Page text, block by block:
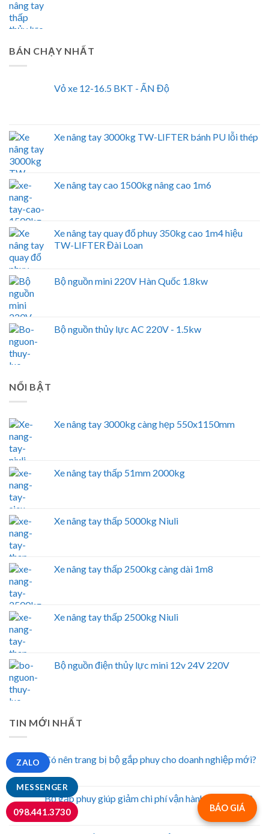
BÁN CHẠY NHẤT
Vỏ xe 12-16.5 BKT - ẤN Độ
Xe nâng tay 3000kg TW-LIFTER bánh PU lỗi thép
Xe nâng tay cao 1500kg nâng cao 1m6
Xe nâng tay quay đổ phuy 350kg cao 1m4 hiệu
TW-LIFTER Đài Loan
Bộ nguồn mini 220V Hàn Quốc 1.8kw
Bộ nguồn thủy lực AC 220V - 1.5kw
NỔI BẬT
Xe nâng tay 3000kg càng hẹp 550x1150mm
Xe nâng tay thấp 51mm 2000kg
Xe nâng tay thấp 5000kg Niuli
Xe nâng tay thấp 2500kg càng dài 1m8
Xe nâng tay thấp 2500kg Niuli
Bộ nguồn điện thủy lực mini 12v 24V 220V
TIN MỚI NHẤT
Có nên trang bị bộ gắp phuy cho doanh nghiệp mới?
Bộ gắp phuy giúp giảm chi phí vận hành kho ra sao?
BÁO GIÁ
MESSENGER
ZALO
098.441.3730